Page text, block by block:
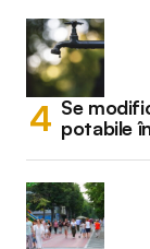
Se
potabile